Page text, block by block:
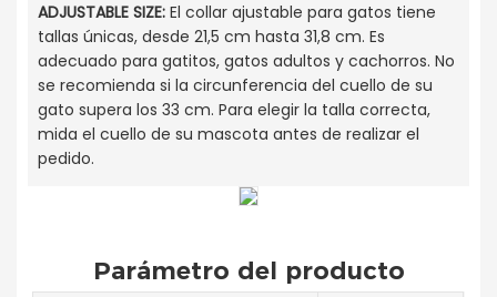
ADJUSTABLE SIZE: El collar ajustable para gatos tiene
tallas únicas, desde 21,5 cm hasta 31,8 cm. Es
adecuado para gatitos, gatos adultos y cachorros. No
se recomienda si la circunferencia del cuello de su
gato supera los 33 cm. Para elegir la talla correcta,
mida el cuello de su mascota antes de realizar el
pedido.
Parámetro del producto